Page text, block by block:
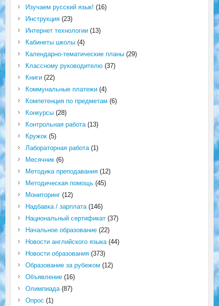
Изучаем русский язык! (16)
Инструкция(23)
Интернет технологии(13)
Кабинеты школы(4)
Календарно-тематические планы(29)
Классному руководителю(37)
Книги(22)
Коммунальные платежи(4)
Компетенция по предметам (6)
Конкурсы(28)
Контрольная работа(13)
Кружок(5)
Лабораторная работа(1)
Месячник(6)
Методика преподавания(12)
Методическая помощь(45)
Мониторинг(12)
Надбавка / зарплата(146)
Национальный сертификат(37)
Начальное образование(22)
Новости английского языка(44)
Новости образования(373)
Образование за рубежом (12)
Объявление(16)
Олимпиада(87)
Опрос (1)